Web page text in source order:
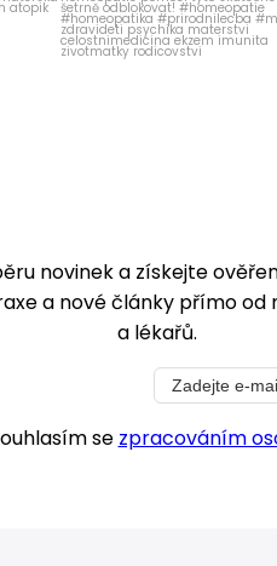
novinek a získejte
a nové články přímo
a lékařů.
se zpracováním